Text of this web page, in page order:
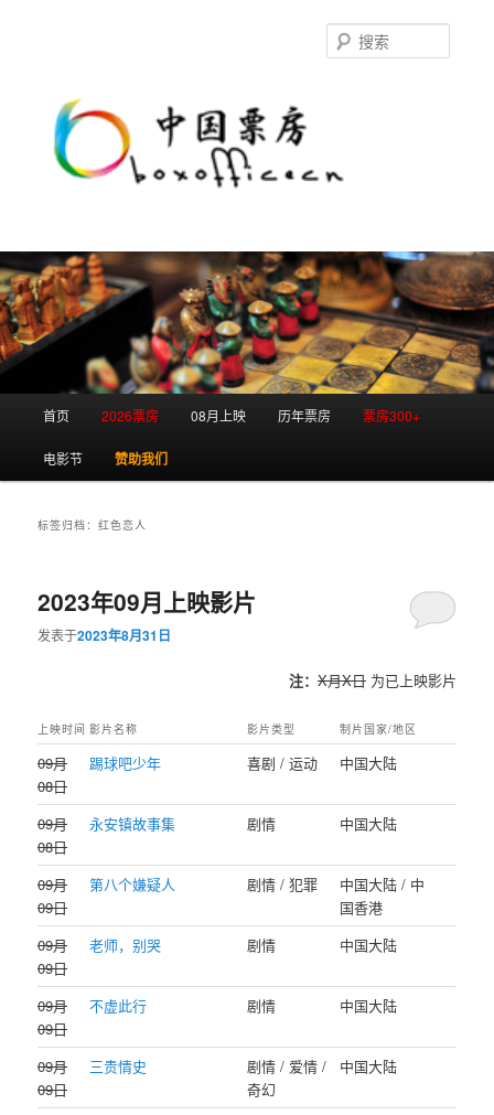
首页 2026票房 08月上映 历年票房 票房300+
电影节 赞助我们
标签归档：红色恋人
2023年09月上映影片
发表于2023年8月31日
注： X月X日为已上映影片
上映时间 影片名称 影片类型 制片国家/地区
09月
08日
踢球吧少年 喜剧 / 运动 中国大陆
09月
08日
永安镇故事集 剧情 中国大陆
09月
09日
第八个嫌疑人 剧情 / 犯罪
中国大陆 / 中
国香港
09月
09日
老师，别哭 剧情 中国大陆
09月
09日
不虚此行 剧情 中国大陆
09月
09日
三贵情史
剧情 / 爱情 /
奇幻
中国大陆